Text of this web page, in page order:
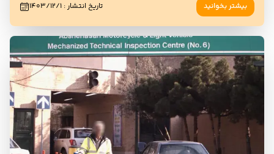
بیشتر بخوانید تاریخ انتشار: ۱۴۰۳/۱۲/۱